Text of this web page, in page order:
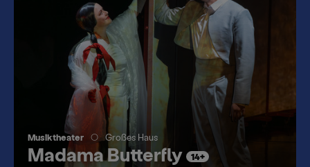
Musiktheater Großes Haus
Madama Butterfly 14+